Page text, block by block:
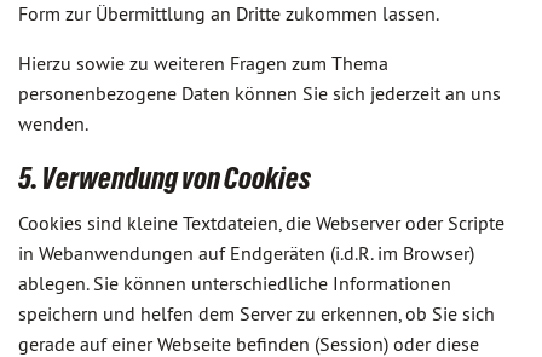
Form zur Übermittlung an Dritte zukommen lassen.
Hierzu sowie zu weiteren Fragen zum Thema
personenbezogene Daten können Sie sich jederzeit an uns
wenden.
5. Verwendung von Cookies
Cookies sind kleine Textdateien, die Webserver oder Scripte
in Webanwendungen auf Endgeräten (i.d.R. im Browser)
ablegen. Sie können unterschiedliche Informationen
speichern und helfen dem Server zu erkennen, ob Sie sich
gerade auf einer Webseite befinden (Session) oder diese